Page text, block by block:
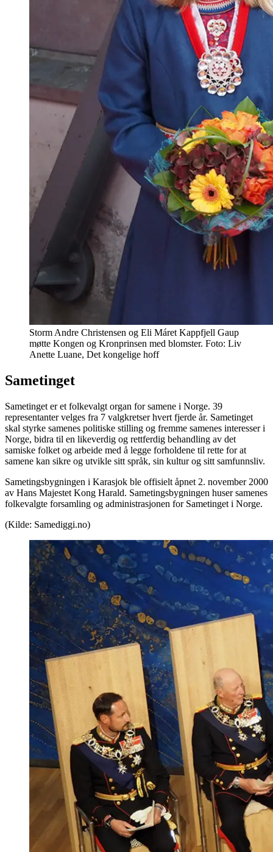
Storm Andre Christensen og Eli Máret Kappfjell Gaup
møtte Kongen og Kronprinsen med blomster. Foto: Liv
Anette Luane, Det kongelige hoff
Sametinget
Sametinget er et folkevalgt organ for samene i Norge. 39
representanter velges fra 7 valgkretser hvert fjerde år. Sametinget
skal styrke samenes politiske stilling og fremme samenes interesser i
Norge, bidra til en likeverdig og rettferdig behandling av det
samiske folket og arbeide med å legge forholdene til rette for at
samene kan sikre og utvikle sitt språk, sin kultur og sitt samfunnsliv.
Sametingsbygningen i Karasjok ble offisielt åpnet 2. november 2000
av Hans Majestet Kong Harald. Sametingsbygningen huser samenes
folkevalgte forsamling og administrasjonen for Sametinget i Norge.
(Kilde: Samediggi.no)